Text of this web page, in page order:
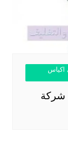
اكياس
شركة